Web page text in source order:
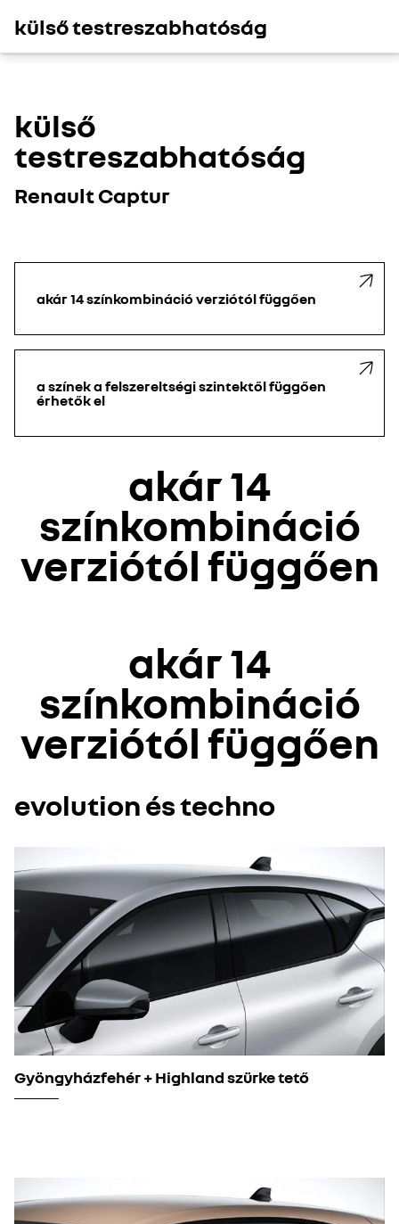
külső testreszabhatóság
külső
testreszabhatóság
Renault Captur
akár 14 színkombináció verziótól függően
a színek a felszereltségi szintektől függően
érhetők el
akár 14
színkombináció
verziótól függően
elhelyezését a videótartalom eléréséhez.
mindent elutasítok
mindent elfogadok
akár 14
színkombináció
verziótól függően
evolution és techno
Gyöngyházfehér + Highland szürke tető